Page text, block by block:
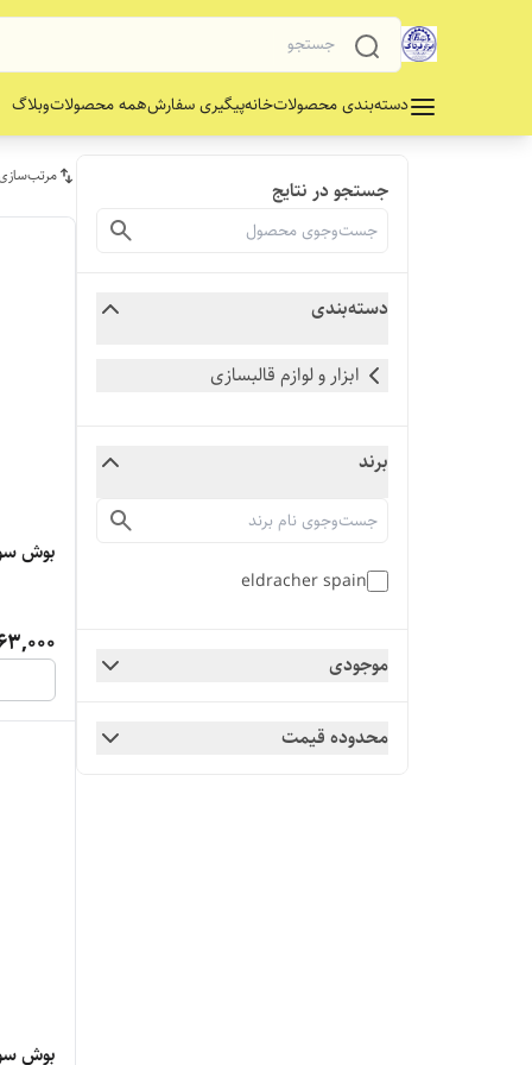
دسته‌بندی محصولاتخانهپیگیری سفارشهمه محصولاتوبلاگ
جستجو در نتایج
دسته‌بندی
ابزار و لوازم قالبسازی
برند
eldracher spain
موجودی
محدوده قیمت
بوش
بوش